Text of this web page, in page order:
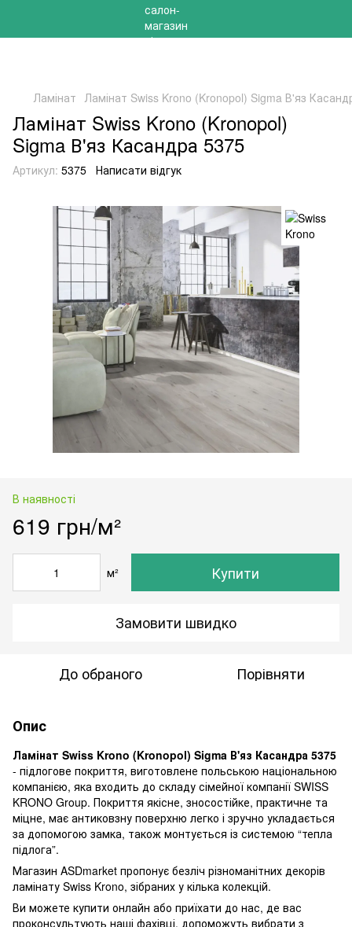
Ламінат Ламінат Swiss Krono (Kronopol) Sigma В'яз
Ламінат Swiss Krono (Kronopol)
Sigma В'яз Касандра 5375
Артикул: 5375 Написати відгук
В наявності
619 грн/м²
м² Купити
Замовити швидко
До обраного Порівняти
Опис
Ламінат Swiss Krono (Kronopol) Sigma В'яз Касандра 5375
- підлогове покриття, виготовлене польською національною
компанією, яка входить до складу сімейної компанії SWISS
KRONO Group. Покриття якісне, зносостійке, практичне та
міцне, має антиковзну поверхню легко і зручно укладається
за допомогою замка, також монтується із системою “тепла
підлога”.
Магазин ASDmarket пропонує безліч різноманітних декорів
ламінату Swiss Krono, зібраних у кілька колекцій.
Ви можете купити онлайн або приїхати до нас, де вас
проконсультують наші фахівці, допоможуть вибрати з